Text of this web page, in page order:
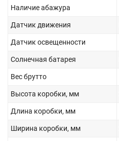
Наличие абажура
Датчик движения
Датчик освещенности
Солнечная батарея
Вес брутто
Высота коробки, мм
Длина коробки, мм
Ширина коробки, мм